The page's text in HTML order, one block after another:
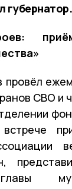
губернатор.
провёл
СВО и